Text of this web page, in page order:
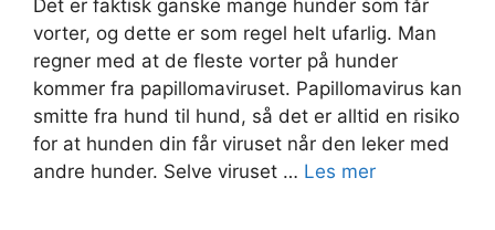
Det er faktisk ganske mange hunder som får
vorter, og dette er som regel helt ufarlig. Man
regner med at de fleste vorter på hunder
kommer fra papillomaviruset. Papillomavirus kan
smitte fra hund til hund, så det er alltid en risiko
for at hunden din får viruset når den leker med
andre hunder. Selve viruset … Les mer